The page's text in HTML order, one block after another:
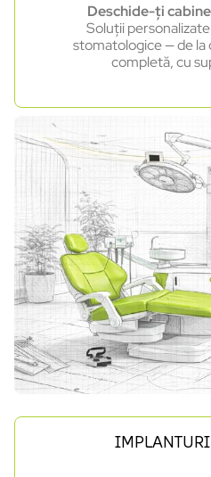
Deschide-ți
Soluții
stomatologice — de la
completă, cu